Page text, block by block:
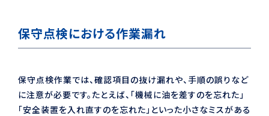
保守点検における作業漏れ
保守点検作業では、確認項目の抜け漏れや、手順の誤りなど
に注意が必要です。たとえば、「機械に油を差すのを忘れた」
「安全装置を入れ直すのを忘れた」といった小さなミスがある